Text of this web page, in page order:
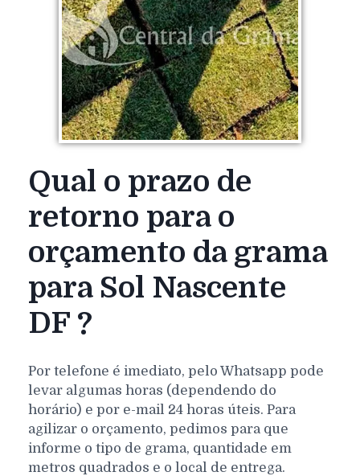
Qual o prazo de
retorno para o
orçamento da grama
para Sol Nascente
DF ?
Por telefone é imediato, pelo Whatsapp pode
levar algumas horas (dependendo do
horário) e por e-mail 24 horas úteis. Para
agilizar o orçamento, pedimos para que
informe o tipo de grama, quantidade em
metros quadrados e o local de entrega.